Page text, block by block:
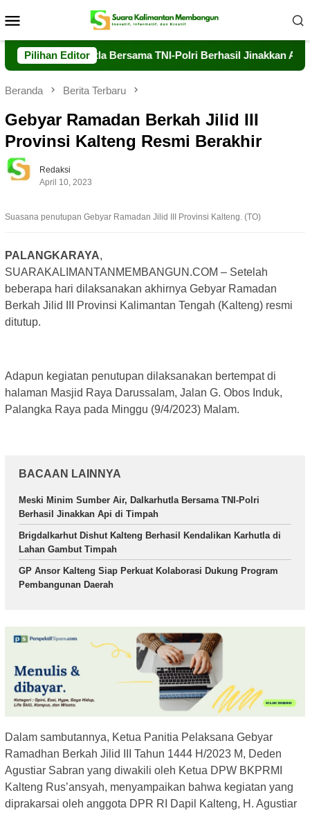
ke
Mobile
Pilihan EditorBersama TNI-Polri Berhasil Jinakkan Api di Timpah
Beranda Berita Terbaru
Gebyar Ramadan Berkah Jilid III
Provinsi Kalteng Resmi Berakhir
Redaksi
April 10, 2023
Suasana penutupan Gebyar Ramadan Jilid III Provinsi Kalteng. (TO)
PALANGKARAYA,
SUARAKALIMANTANMEMBANGUN.COM – Setelah
beberapa hari dilaksanakan akhirnya Gebyar Ramadan
Berkah Jilid III Provinsi Kalimantan Tengah (Kalteng) resmi
ditutup.
Adapun kegiatan penutupan dilaksanakan bertempat di
halaman Masjid Raya Darussalam, Jalan G. Obos Induk,
Palangka Raya pada Minggu (9/4/2023) Malam.
BACAAN LAINNYA
Meski Minim Sumber Air, Dalkarhutla Bersama TNI-Polri
Berhasil Jinakkan Api di Timpah
Brigdalkarhut Dishut Kalteng Berhasil Kendalikan Karhutla di
Lahan Gambut Timpah
GP Ansor Kalteng Siap Perkuat Kolaborasi Dukung Program
Pembangunan Daerah
Dalam sambutannya, Ketua Panitia Pelaksana Gebyar
Ramadhan Berkah Jilid III Tahun 1444 H/2023 M, Deden
Agustiar Sabran yang diwakili oleh Ketua DPW BKPRMI
Kalteng Rus’ansyah, menyampaikan bahwa kegiatan yang
diprakarsai oleh anggota DPR RI Dapil Kalteng, H. Agustiar